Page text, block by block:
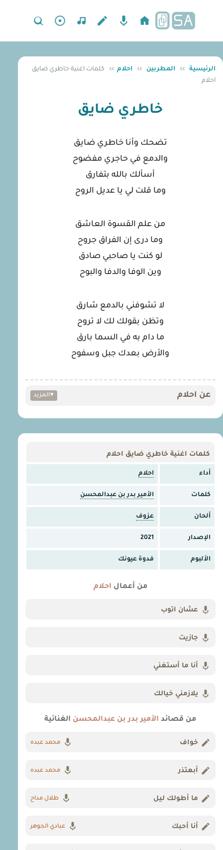
الرئيسية ›› المطربين ›› احلام ››
كلمات اغنية خاطري ضايق
احلام
خاطري ضايق
تضحك وأنا خاطري ضايق
والدمع في حاجري مفضوح
أسألك بالله بتفارق
وما قلت لي يا عديل الروح
من علم القسوة العاشق
وما درى إن الفراق جروح
لو كنت يا صاحبي صادق
وين الوفا والدفا والبوح
لا تشوفني بالدمع شارق
وتظن بقولك لك لا تروح
ما دام به في السما بارق
والأرض بعدك جبل وسفوح
عن احلام ▾المزيد
كلمات اغنية خاطري ضايق احلام
أداء احلام
كلمات الأمير بدر بن عبدالمحسن
ألحان عزوف
الإصدار 2021
الألبوم فدوة عيونك
من أعمال احلام
عشان اتوب
جازيت
أنا ما أستغني
يلازمني خيالك
من قصائد الأمير بدر بن عبدالمحسن الغنائية
خواف محمد عبده
أبعتذر محمد عبده
ما أطولك ليل طلال مداح
أنا أحبك عبادي الجوهر